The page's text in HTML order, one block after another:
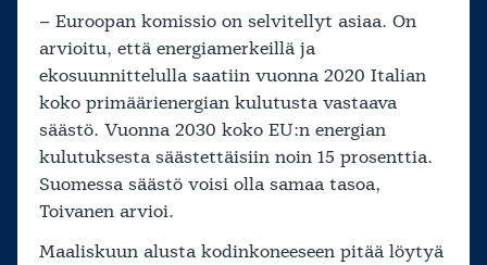
– Euroopan komissio on selvitellyt asiaa. On
arvioitu, että energiamerkeillä ja
ekosuunnittelulla saatiin vuonna 2020 Italian
koko primäärienergian kulutusta vastaava
säästö. Vuonna 2030 koko EU:n energian
kulutuksesta säästettäisiin noin 15 prosenttia.
Suomessa säästö voisi olla samaa tasoa,
Toivanen arvioi.
Maaliskuun alusta kodinkoneeseen pitää löytyä